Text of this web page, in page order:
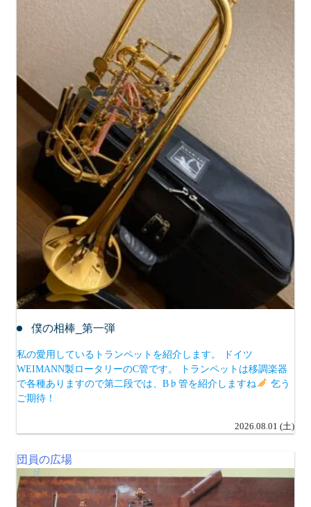
僕の相棒_第一弾
私の愛用しているトランペットを紹介します。 ドイツ
WEIMANN製ロータリーのC管です。 トランペットは移調楽器
で各種ありますので第二段では、B♭管を紹介しますね
乞う
ご期待！
2026.08.01 (土)
団員の広場